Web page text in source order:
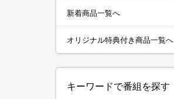
新着商品一覧へ
オリジナル特典付き商品一覧へ
キーワードで番組を探す